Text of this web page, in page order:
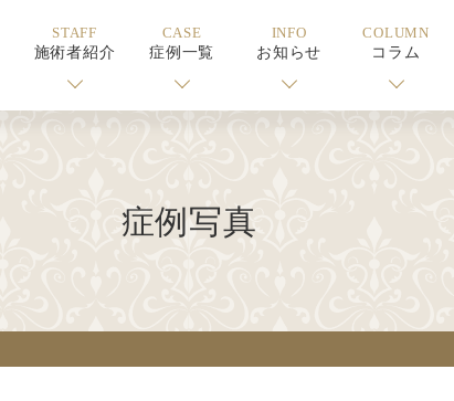
STAFF
施術者紹介
CASE
症例一覧
INFO
お知らせ
COLUMN
コラム
症例写真